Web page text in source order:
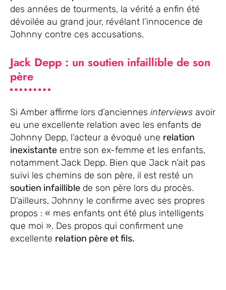
des années de tourments, la vérité a enfin été
dévoilée au grand jour, révélant l’innocence de
Johnny contre ces accusations.
Jack Depp : un soutien infaillible de son
père
Si Amber affirme lors d’anciennes interviews avoir
eu une excellente relation avec les enfants de
Johnny Depp, l’acteur a évoqué une relation
inexistante entre son ex-femme et les enfants,
notamment Jack Depp. Bien que Jack n’ait pas
suivi les chemins de son père, il est resté un
soutien infaillible de son père lors du procès.
D’ailleurs, Johnny le confirme avec ses propres
propos : « mes enfants ont été plus intelligents
que moi ». Des propos qui confirment une
excellente relation père et fils.